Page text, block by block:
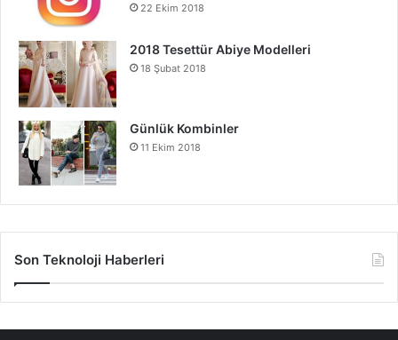
22 Ekim 2018
2018 Tesettür Abiye Modelleri
18 Şubat 2018
Günlük Kombinler
11 Ekim 2018
Son Teknoloji Haberleri